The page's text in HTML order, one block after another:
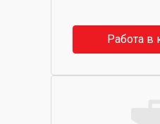
Работа в